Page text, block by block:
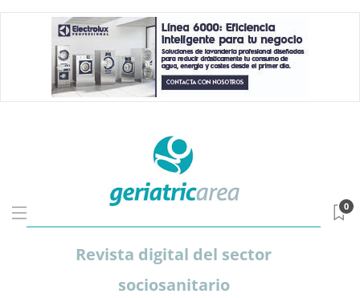
Revista digital del sector
sociosanitario
0